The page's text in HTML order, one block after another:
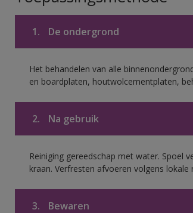
1. De ondergrond
Het behandelen van alle
en boardplaten, houtwolcementplaten,
2. Na gebruik
Reiniging gereedschap met water.
kraan. Verfresten afvoeren volgens lokale
3. Bewaren